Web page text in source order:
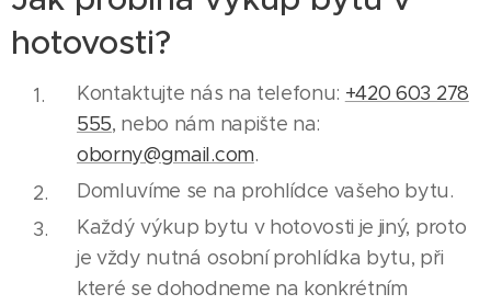
hotovosti?
Kontaktujte nás na telefonu: +420 603 278
555, nebo nám napište na:
oborny@gmail.com.
Domluvíme se na prohlídce vašeho bytu.
Každý výkup bytu v hotovosti je jiný, proto
je vždy nutná osobní prohlídka bytu, při
které se dohodneme na konkrétním